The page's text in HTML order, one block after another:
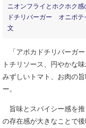
ニオンフライとホクホク
ドチリバーガー オニポテ
文
「アボカドチリバーガー
トチリソース、円やかな
みずしいトマト、お肉の
ー。
旨味とスパイシー感を推
の存在感が大きなことで